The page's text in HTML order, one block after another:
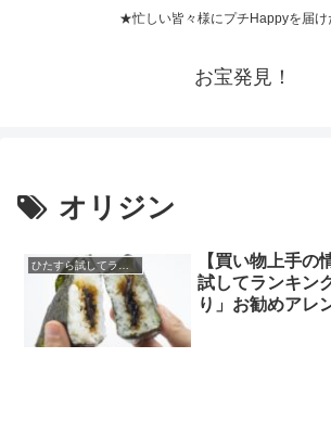
★忙しい皆々様にプチHappyを届
お宝発見！
オリジン
ひたすら試してランキング
【買い物上手の
試してランキン
り」お勧めアレ